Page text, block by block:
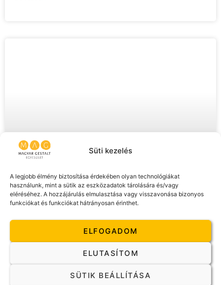
Süti kezelés
A legjobb élmény biztosítása érdekében olyan technológiákat
használunk, mint a sütik az eszközadatok tárolására és/vagy
eléréséhez. A hozzájárulás elmulasztása vagy visszavonása bizonyos
funkciókat és funkciókat hátrányosan érinthet.
ELFOGADOM
ELUTASÍTOM
SÜTIK BEÁLLÍTÁSA